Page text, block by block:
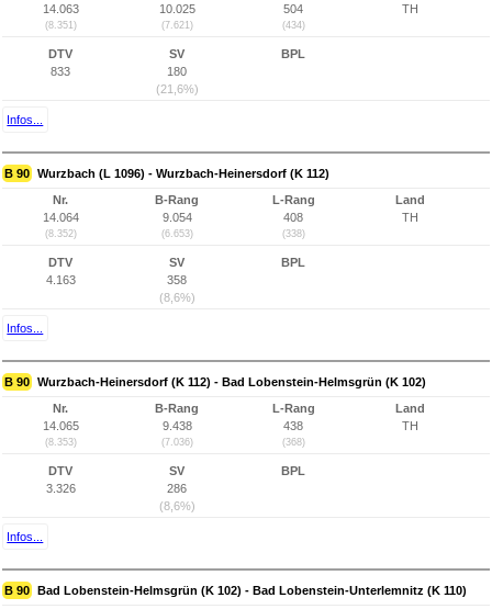
14.063
(8.351)
10.025
(7.621)
504
(434)
TH
DTV
833
SV
180
(21,6%)
BPL
Infos...
B 90 Wurzbach (L 1096) - Wurzbach-Heinersdorf (K 112)
Nr.
14.064
(8.352)
B-Rang
9.054
(6.653)
L-Rang
408
(338)
Land
TH
DTV
4.163
SV
358
(8,6%)
BPL
Infos...
B 90 Wurzbach-Heinersdorf (K 112) - Bad Lobenstein-Helmsgrün (K 102)
Nr.
14.065
(8.353)
B-Rang
9.438
(7.036)
L-Rang
438
(368)
Land
TH
DTV
3.326
SV
286
(8,6%)
BPL
Infos...
B 90 Bad Lobenstein-Helmsgrün (K 102) - Bad Lobenstein-Unterlemnitz (K 110)